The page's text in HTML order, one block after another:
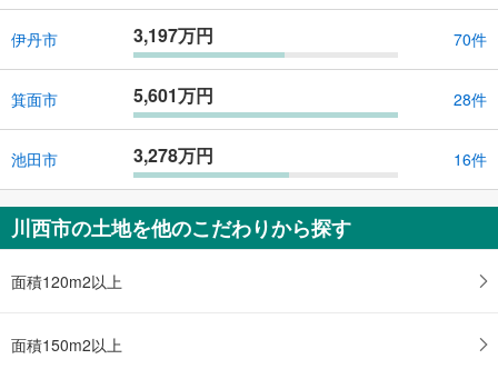
伊丹市 3,197万円 70件
箕面市 5,601万円 28件
池田市 3,278万円 16件
川西市の土地を他のこだわりから探す
面積120m2以上
面積150m2以上